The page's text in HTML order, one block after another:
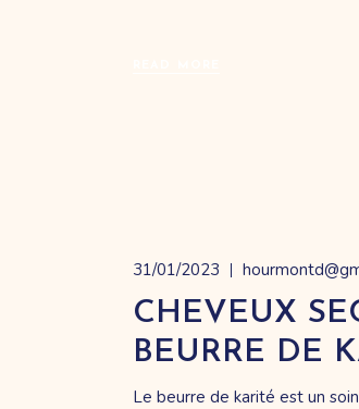
31/01/2023
CHEVEUX
BEURRE DE
Le beurre de karité est un